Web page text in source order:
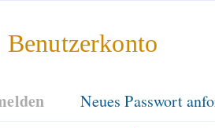
Benutzerkonto
Neues Passwort